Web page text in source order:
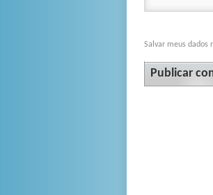
Salvar meus dados